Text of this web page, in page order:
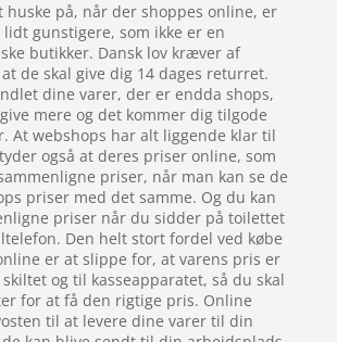
huske på, når der shoppes online, er
gunstigere, som ikke er en
butikker. Dansk lov kræver af
de skal give dig 14 dages returret.
dine varer, der er endda shops,
mere og det kommer dig tilgode
At webshops har alt liggende klar til
også at deres priser online, som
priser, når man kan se de
priser med det samme. Og du kan
priser når du sidder på toilettet
Den helt stort fordel ved købe
er at slippe for, at varens pris er
og til kasseapparatet, så du skal
for at få den rigtige pris. Online
til at levere dine varer til din